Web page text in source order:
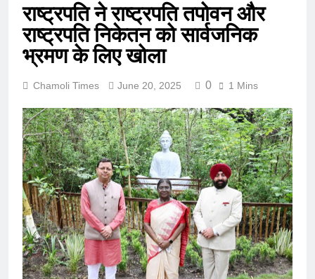
राष्ट्रपति ने राष्ट्रपति तपोवन और
राष्ट्रपति निकेतन को सार्वजनिक
भ्रमण के लिए खोला
Chamoli Times June 20, 2025 0 1 Mins